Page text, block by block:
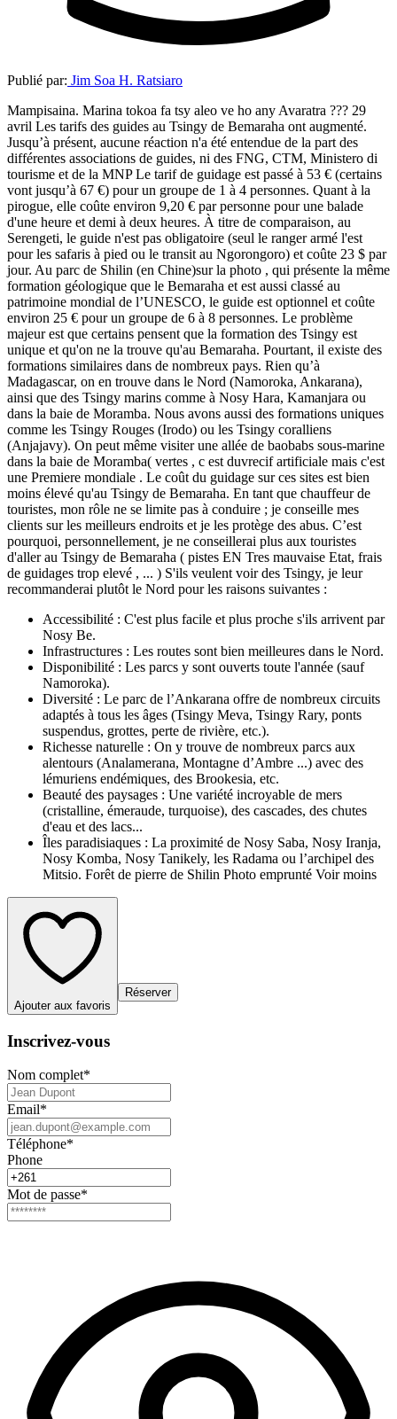
Publié par: Jim Soa H. Ratsiaro
Mampisaina. Marina tokoa fa tsy aleo ve ho any Avaratra ??? 29
avril Les tarifs des guides au Tsingy de Bemaraha ont augmenté.
Jusqu’à présent, aucune réaction n'a été entendue de la part des
différentes associations de guides, ni des FNG, CTM, Ministero di
tourisme et de la MNP Le tarif de guidage est passé à 53 € (certains
vont jusqu’à 67 €) pour un groupe de 1 à 4 personnes. Quant à la
pirogue, elle coûte environ 9,20 € par personne pour une balade
d'une heure et demi à deux heures. À titre de comparaison, au
Serengeti, le guide n'est pas obligatoire (seul le ranger armé l'est
pour les safaris à pied ou le transit au Ngorongoro) et coûte 23 $ par
jour. Au parc de Shilin (en Chine)sur la photo , qui présente la même
formation géologique que le Bemaraha et est aussi classé au
patrimoine mondial de l’UNESCO, le guide est optionnel et coûte
environ 25 € pour un groupe de 6 à 8 personnes. Le problème
majeur est que certains pensent que la formation des Tsingy est
unique et qu'on ne la trouve qu'au Bemaraha. Pourtant, il existe des
formations similaires dans de nombreux pays. Rien qu’à
Madagascar, on en trouve dans le Nord (Namoroka, Ankarana),
ainsi que des Tsingy marins comme à Nosy Hara, Kamanjara ou
dans la baie de Moramba. Nous avons aussi des formations uniques
comme les Tsingy Rouges (Irodo) ou les Tsingy coralliens
(Anjajavy). On peut même visiter une allée de baobabs sous-marine
dans la baie de Moramba( vertes , c est duvrecif artificiale mais c'est
une Premiere mondiale . Le coût du guidage sur ces sites est bien
moins élevé qu'au Tsingy de Bemaraha. En tant que chauffeur de
touristes, mon rôle ne se limite pas à conduire ; je conseille mes
clients sur les meilleurs endroits et je les protège des abus. C’est
pourquoi, personnellement, je ne conseillerai plus aux touristes
d'aller au Tsingy de Bemaraha ( pistes EN Tres mauvaise Etat, frais
de guidages trop elevé , ... ) S'ils veulent voir des Tsingy, je leur
recommanderai plutôt le Nord pour les raisons suivantes :
Accessibilité : C'est plus facile et plus proche s'ils arrivent par
Nosy Be.
Infrastructures : Les routes sont bien meilleures dans le Nord.
Disponibilité : Les parcs y sont ouverts toute l'année (sauf
Namoroka).
Diversité : Le parc de l’Ankarana offre de nombreux circuits
adaptés à tous les âges (Tsingy Meva, Tsingy Rary, ponts
suspendus, grottes, perte de rivière, etc.).
Richesse naturelle : On y trouve de nombreux parcs aux
alentours (Analamerana, Montagne d’Ambre ...) avec des
lémuriens endémiques, des Brookesia, etc.
Beauté des paysages : Une variété incroyable de mers
(cristalline, émeraude, turquoise), des cascades, des chutes
d'eau et des lacs...
Îles paradisiaques : La proximité de Nosy Saba, Nosy Iranja,
Nosy Komba, Nosy Tanikely, les Radama ou l’archipel des
Mitsio. Forêt de pierre de Shilin Photo emprunté Voir moins
Ajouter aux favoris
Réserver
Inscrivez-vous
Nom complet*
Email*
Téléphone*
Phone
Mot de passe*